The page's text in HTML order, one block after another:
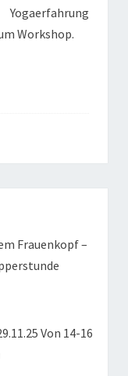
Workshop.
Frauenkopf –
Von 14-16